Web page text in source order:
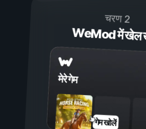
चरण 2
WeMod में खेल
मेरे गेम
गेम खोलें